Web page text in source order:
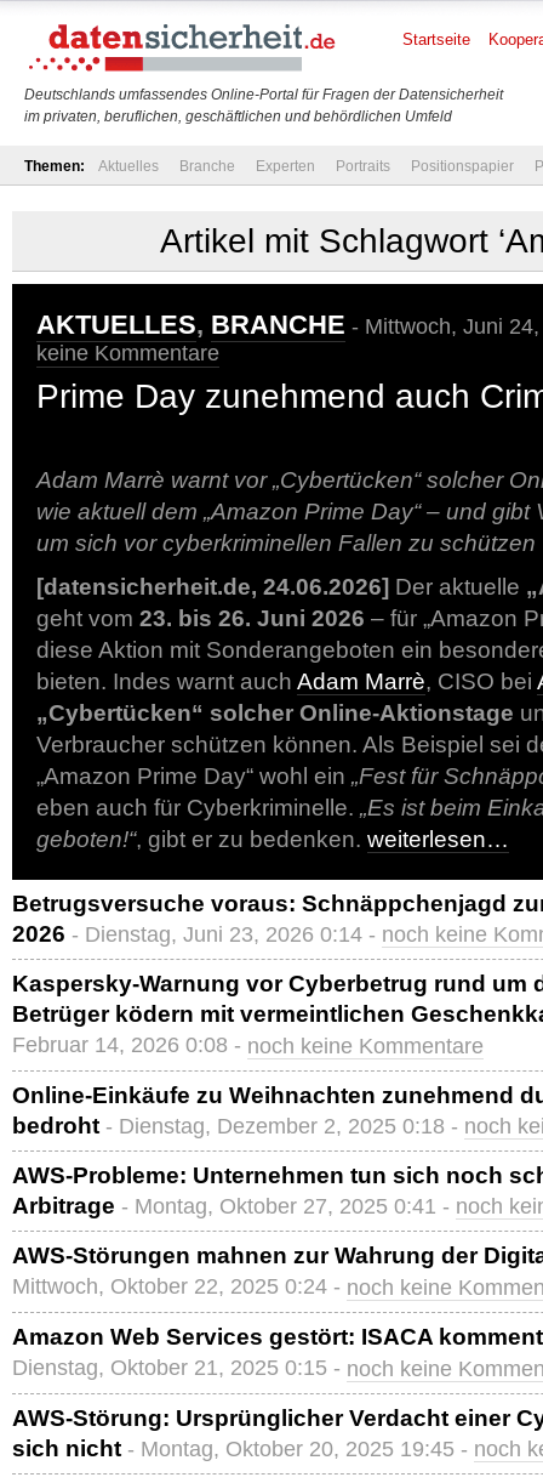
Deutschlands umfassendes Online-Portal für Fragen der Datensicherheit
im privaten, beruflichen, geschäftlichen und behördlichen Umfeld
Startseite
Themen: Aktuelles Branche Experten Portraits Positionspapier
Artikel mit Schlagwort
AKTUELLES, BRANCHE - Mittwoch, Juni
keine Kommentare
Prime Day zunehmend auch
Adam Marrè warnt vor „Cybertücken“ solcher
wie aktuell dem „Amazon Prime Day“ – und gibt
um sich vor cyberkriminellen Fallen zu schützen
[datensicherheit.de, 24.06.2026] Der aktuelle
geht vom 23. bis 26. Juni 2026 – für „Amazon
diese Aktion mit Sonderangeboten ein
bieten. Indes warnt auch Adam Marrè, CISO bei
„Cybertücken“ solcher Online-Aktionstage
Verbraucher schützen können. Als Beispiel sei
„Amazon Prime Day“ wohl ein „Fest für
eben auch für Cyberkriminelle. „Es ist beim
geboten!“, gibt er zu bedenken. weiterlesen…
Betrugsversuche voraus: Schnäppchenjagd
2026 - Dienstag, Juni 23, 2026 0:14 - noch keine
Kaspersky-Warnung vor Cyberbetrug rund um
Betrüger ködern mit vermeintlichen
Februar 14, 2026 0:08 - noch keine Kommentare
Online-Einkäufe zu Weihnachten zunehmend
bedroht - Dienstag, Dezember 2, 2025 0:18 - noch
AWS-Probleme: Unternehmen tun sich noch
Arbitrage - Montag, Oktober 27, 2025 0:41 - noch
AWS-Störungen mahnen zur Wahrung der
Mittwoch, Oktober 22, 2025 0:24 - noch keine
Amazon Web Services gestört: ISACA
Dienstag, Oktober 21, 2025 0:15 - noch keine
AWS-Störung: Ursprünglicher Verdacht einer
sich nicht - Montag, Oktober 20, 2025 19:45 - noch